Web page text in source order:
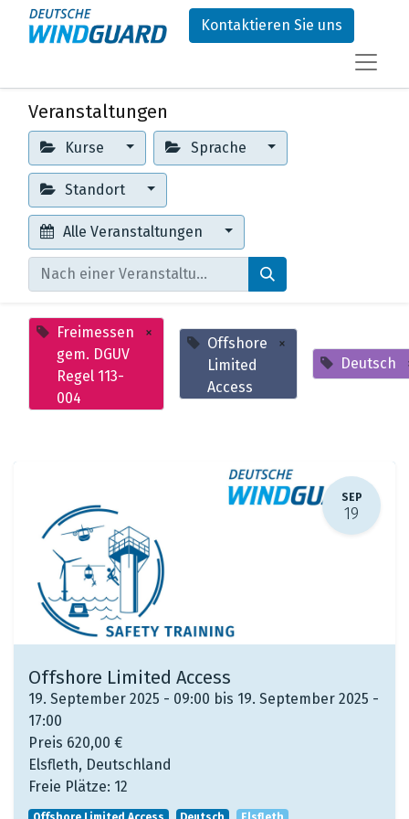
Kontaktieren Sie uns
Veranstaltungen
Kurse Sprache
Standort
Alle Veranstaltungen
Freimessen
gem. DGUV
Regel 113-
004
×
Offshore
Limited
Access
×
Deutsch
SEP
19
Offshore Limited Access
19. September 2025 - 09:00 bis 19. September 2025 -
17:00
Preis 620,00 €
Elsfleth, Deutschland
Freie Plätze: 12